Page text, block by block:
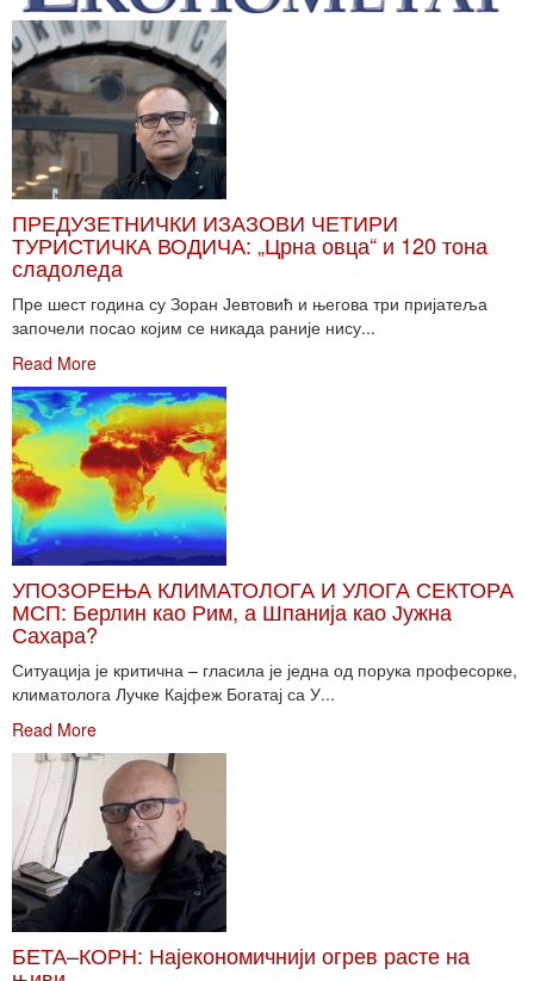
ПРЕДУЗЕТНИЧКИ ИЗАЗОВИ ЧЕТИРИ
ТУРИСТИЧКА ВОДИЧА: „Црна овца“ и 120 тона
сладоледа
Пре шест година су Зоран Јевтовић и његова три пријатеља
започели посао којим се никада раније нису...
Read More
УПОЗОРЕЊА КЛИМАТОЛОГА И УЛОГА СЕКТОРА
МСП: Берлин као Рим, а Шпанија као Јужна
Сахара?
Ситуација је критична – гласила је једна од порука професорке,
климатолога Лучке Кајфеж Богатај са У...
Read More
БЕТА–КОРН: Најекономичнији огрев расте на